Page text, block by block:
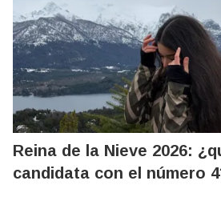
Reina de la Nieve 2026:
candidata con el número